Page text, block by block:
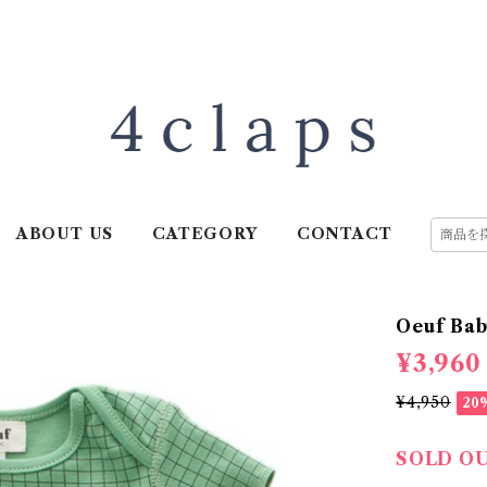
ABOUT US CATEGORY CONTACT
Oeuf
¥3,960
¥4,950
SOLD